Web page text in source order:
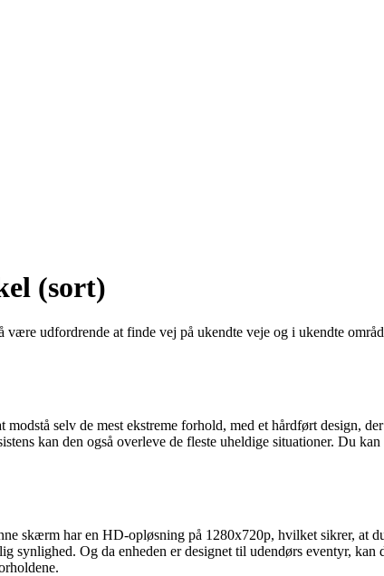
(sort)
udfordrende at finde vej på ukendte veje og i ukendte
selv de mest ekstreme forhold, med et hårdført design,
kan den også overleve de fleste uheldige situationer. Du
skærm har en HD-opløsning på 1280x720p, hvilket sikrer, at
Og da enheden er designet til udendørs eventyr, kan